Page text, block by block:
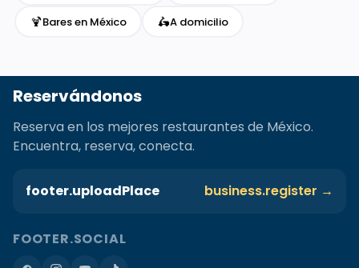
🍹Bares en México 🛵A domicilio
Reservándonos
Reserva en los mejores restaurantes de México.
Encuentra, reserva, conecta.
footer.uploadPlace business.register →
FOOTER.SOCIAL